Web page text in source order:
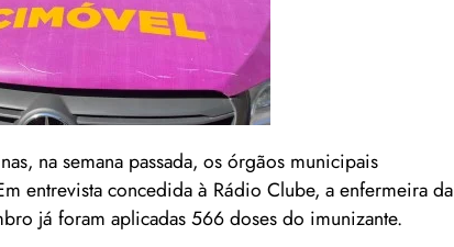
na semana passada, os órgãos municipais
entrevista concedida à Rádio Clube, a enfermeira da
já foram aplicadas 566 doses do imunizante.